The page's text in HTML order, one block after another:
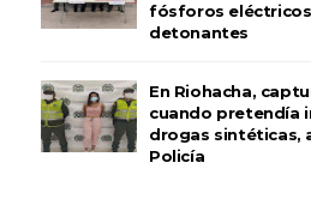
fósforos eléctricos
detonantes
En Riohacha,
cuando pretendía
drogas sintéticas,
Policía